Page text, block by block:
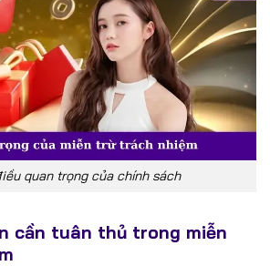
quan trọng của chính sách
cần tuân thủ trong miễn